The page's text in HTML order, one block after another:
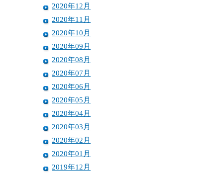
2020年12月
2020年11月
2020年10月
2020年09月
2020年08月
2020年07月
2020年06月
2020年05月
2020年04月
2020年03月
2020年02月
2020年01月
2019年12月